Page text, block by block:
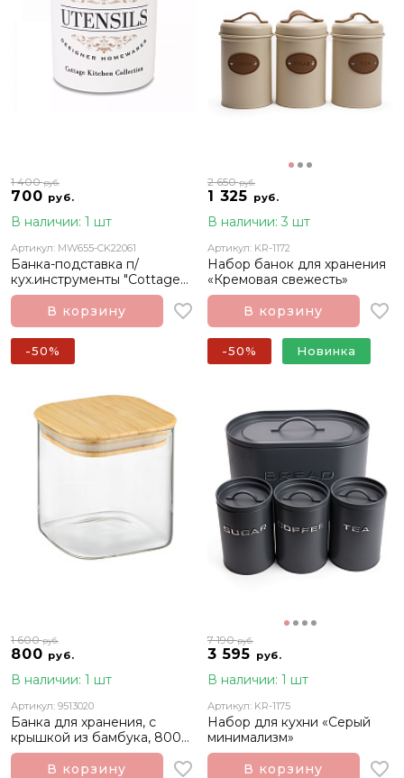
700 руб.
1 400руб.
В наличии: 1 шт
Артикул: MW655-CK22061
Банка-подставка п/
кух.инструменты "Cottage
Kitchen"
В корзину
1 325 руб.
2 650руб.
В наличии: 3 шт
Артикул: KR-1172
Набор банок для хранения
«Кремовая свежесть»
В корзину
800 руб.
1 600руб.
В наличии: 1 шт
Артикул: 9513020
Банка для хранения, с
крышкой из бамбука, 800
мл
В корзину
-50%
3 595 руб.
7 190руб.
В наличии: 1 шт
Артикул: KR-1175
Набор для кухни «Серый
минимализм»
В корзину
-50% Новинка